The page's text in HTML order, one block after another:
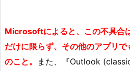
Microsoftによると、この不具合
だけに限らず、その他のアプリ
のこと。
また、『Outlook